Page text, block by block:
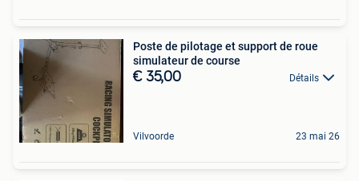
Poste de pilotage et support de roue
simulateur de course
€ 35,00 Détails
Vilvoorde 23 mai 26